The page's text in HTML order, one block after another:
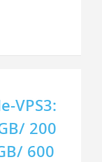
VPS3:
200
600